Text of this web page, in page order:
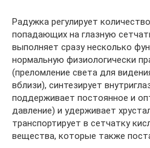
Радужка регулирует
попадающих на глазную
выполняет сразу несколько
нормальную физиологически
(преломление света для
вблизи), синтезирует
поддерживает постоянное и
давление) и удерживает
транспортирует в сетчатку
вещества, которые также